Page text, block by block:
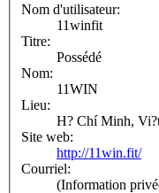
Nom d'utilisateur:
11winfit
Titre:
Possédé
Nom:
11WIN
Lieu:
H? Chí Minh,
Site web:
http://11win.fit/
Courriel:
(Information